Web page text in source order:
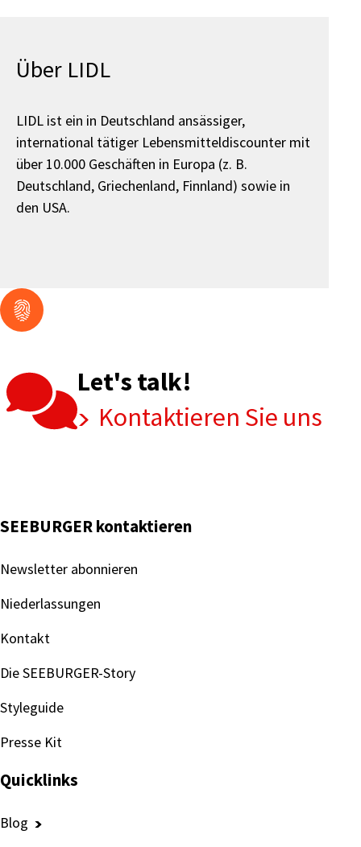
Über LIDL
LIDL ist ein in Deutschland ansässiger,
international tätiger Lebensmitteldiscounter mit
über 10.000 Geschäften in Europa (z. B.
Deutschland, Griechenland, Finnland) sowie in
den USA.
Let's talk!
Kontaktieren Sie uns
SEEBURGER kontaktieren
Newsletter abonnieren
Niederlassungen
Kontakt
Die SEEBURGER-Story
Styleguide
Presse Kit
Quicklinks
Blog